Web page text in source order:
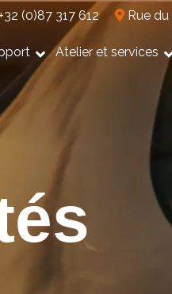
(0)87 317 612 Rue du
Atelier et services